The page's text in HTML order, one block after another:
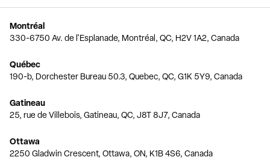
Montréal
330-6750 Av. de l'Esplanade, Montréal, QC, H2V 1A2, Canada
Québec
190-b, Dorchester Bureau 50.3, Quebec, QC, G1K 5Y9, Canada
Gatineau
25, rue de Villebois, Gatineau, QC, J8T 8J7, Canada
Ottawa
2250 Gladwin Crescent, Ottawa, ON, K1B 4S6, Canada